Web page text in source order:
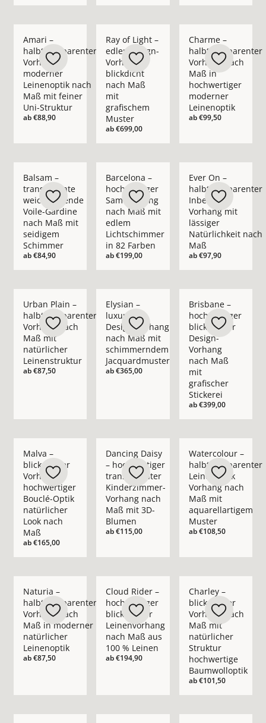
Amari –
halbtransparenter
Vorhang in
moderner
Leinenoptik nach
Maß mit feiner
Uni-Struktur
ab€88,90
Ray of Light –
edler Design-
Vorhang
blickdicht
nach Maß
mit
grafischem
Muster
ab€699,00
Charme –
halbtransparenter
Vorhang nach
Maß in
hochwertiger
moderner
Leinenoptik
ab€99,50
Balsam –
transparente
weichfließende
Voile-Gardine
nach Maß mit
seidigem
Schimmer
ab€84,90
Barcelona –
hochwertiger
Samtvorhang
nach Maß mit
edlem
Lichtschimmer
in 82 Farben
ab€199,00
Ever On –
halbtransparenter
Inbetween
Vorhang mit
lässiger
Natürlichkeit nach
Maß
ab€97,90
Urban Plain –
halbtransparenter
Vorhang nach
Maß mit
natürlicher
Leinenstruktur
ab€87,50
Elysian –
luxuriöser
Design-Vorhang
nach Maß mit
schimmerndem
Jacquardmuster
ab€365,00
Brisbane –
hochwertiger
blickdichter
Design-
Vorhang
nach Maß
mit
grafischer
Stickerei
ab€399,00
Malva –
blickdichter
Vorhang in
hochwertiger
Bouclé-Optik
natürlicher
Look nach
Maß
ab€165,00
Dancing Daisy
– hochwertiger
transparenter
Kinderzimmer-
Vorhang nach
Maß mit 3D-
Blumen
ab€115,00
Watercolour –
halbtransparenter
Leinenoptik
Vorhang nach
Maß mit
aquarellartigem
Muster
ab€108,50
Naturia –
halbtransparenter
Vorhang nach
Maß in moderner
natürlicher
Leinenoptik
ab€87,50
Cloud Rider –
hochwertiger
blickdichter
Leinenvorhang
nach Maß aus
100 % Leinen
ab€194,90
Charley –
blickdichter
Vorhang nach
Maß mit
natürlicher
Struktur
hochwertige
Baumwolloptik
ab€101,50